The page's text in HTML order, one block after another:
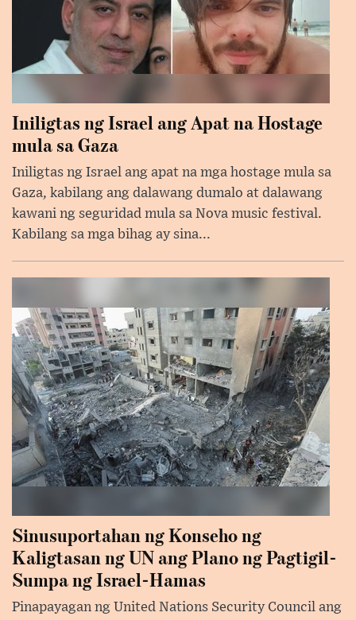
Iniligtas ng Israel ang Apat na Hostage
mula sa Gaza
Iniligtas ng Israel ang apat na mga hostage mula sa
Gaza, kabilang ang dalawang dumalo at dalawang
kawani ng seguridad mula sa Nova music festival.
Kabilang sa mga bihag ay sina...
Sinusuportahan ng Konseho ng
Kaligtasan ng UN ang Plano ng Pagtigil-
Sumpa ng Israel-Hamas
Pinapayagan ng United Nations Security Council ang